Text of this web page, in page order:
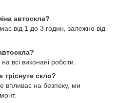
автоскла?
від 1 до 3 годин, залежно від
всі виконані роботи.
скло?
впливає на безпеку, ми